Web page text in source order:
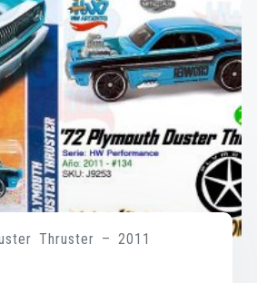
Thruster – 2011